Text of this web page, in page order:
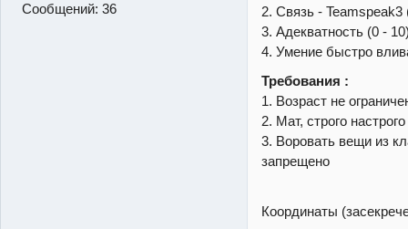
Сообщений: 36
2. Связь - Teamspeak3
3. Адекватность (0 -
4. Умение быстро
Требования :
1. Возраст не
2. Мат, строго
3. Воровать вещи из
запрещено
Координаты